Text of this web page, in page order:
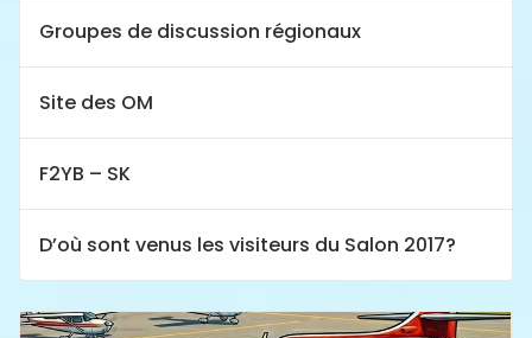
Groupes de discussion régionaux
Site des OM
F2YB – SK
D’où sont venus les visiteurs du Salon 2017?